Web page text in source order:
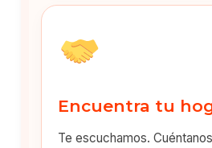
Encuentra tu
Te escuchamos.